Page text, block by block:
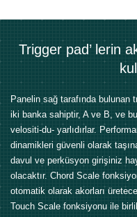
Trigger pad’ lerin
Panelin sağ tarafında bulunan
iki banka sahiptir, A ve B, ve
velositi-du- yarlıdırlar.
dinamikleri güvenli olarak
davul ve perküsyon girişiniz
olacaktır. Chord Scale
otomatik olarak akorları
Touch Scale fonksiyonu ile